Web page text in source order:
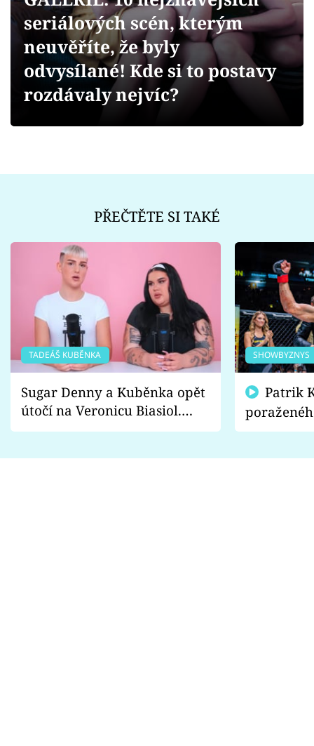
Sledujte prima+
seriálových scén, kterým
neuvěříte, že byly
odvysílané! Kde si to postavy
rozdávaly nejvíc?
PŘEČTĚTE SI TAKÉ
TADEÁŠ KUBĚNKA
Sugar Denny a Kuběnka opět
útočí na Veronicu Biasiol.
Proč je podle nich falešná a
SHOWBYZNYS
fanoušci